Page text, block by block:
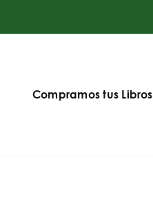
Compramos tus Libros